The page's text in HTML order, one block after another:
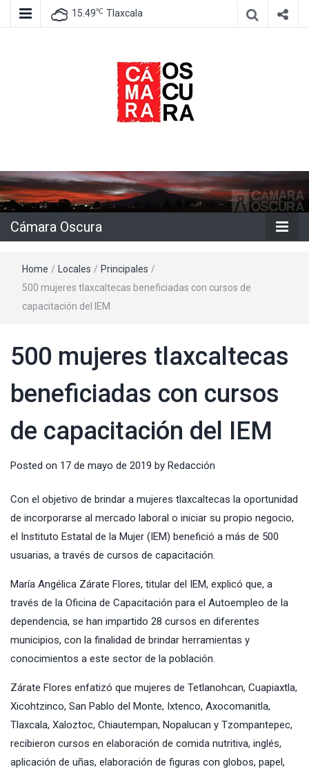
15.49℃ Tlaxcala
Cámara
Oscura
Cámara Oscura
Home / Locales / Principales /
500 mujeres tlaxcaltecas beneficiadas con cursos de
capacitación del IEM
500 mujeres tlaxcaltecas
beneficiadas con cursos
de capacitación del IEM
Posted on 17 de mayo de 2019 by Redacción
Con el objetivo de brindar a mujeres tlaxcaltecas la oportunidad
de incorporarse al mercado laboral o iniciar su propio negocio,
el
Instituto Estatal de la Mujer (IEM) benefició a más de 500
usuarias, a través de cursos de capacitación.
María Angélica Zárate Flores, titular del IEM, explicó que, a
través de la Oficina de Capacitación para el Autoempleo de la
dependencia, se han impartido 28 cursos en diferentes
municipios, con la finalidad de brindar herramientas y
conocimientos a este sector de la población.
Zárate Flores enfatizó que mujeres de Tetlanohcan, Cuapiaxtla,
Xicohtzinco, San Pablo del Monte, Ixtenco, Axocomanitla,
Tlaxcala, Xaloztoc, Chiautempan, Nopalucan y Tzompantepec,
recibieron cursos en elaboración de comida nutritiva, inglés,
aplicación de uñas, elaboración de figuras con globos, papel,